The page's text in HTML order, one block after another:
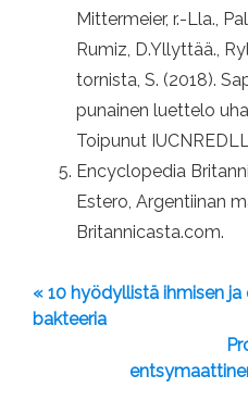
Mittermeier, r.-Lla.,
Rumiz, D.Yllyttää.,
tornista, S. (2018).
punainen luettelo
Toipunut
Encyclopedia
Estero, Argentiinan
Britannicasta.com.
« 10 hyödyllistä ihmisen ja
bakteeria